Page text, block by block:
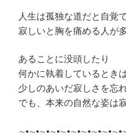
人生は孤独な道だと自覚
寂しいと胸を痛める人が
あることに没頭したり
何かに執着しているとき
少しのあいだ寂しさを忘
でも、本来の自然な姿は